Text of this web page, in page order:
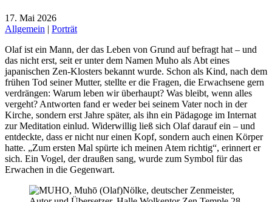
17. Mai 2026
Allgemein | Porträt
Olaf ist ein Mann, der das Leben von Grund auf befragt hat – und
das nicht erst, seit er unter dem Namen Muho als Abt eines
japanischen Zen-Klosters bekannt wurde. Schon als Kind, nach dem
frühen Tod seiner Mutter, stellte er die Fragen, die Erwachsene gern
verdrängen: Warum leben wir überhaupt? Was bleibt, wenn alles
vergeht? Antworten fand er weder bei seinem Vater noch in der
Kirche, sondern erst Jahre später, als ihn ein Pädagoge im Internat
zur Meditation einlud. Widerwillig ließ sich Olaf darauf ein – und
entdeckte, dass er nicht nur einen Kopf, sondern auch einen Körper
hatte. „Zum ersten Mal spürte ich meinen Atem richtig“, erinnert er
sich. Ein Vogel, der draußen sang, wurde zum Symbol für das
Erwachen in die Gegenwart.